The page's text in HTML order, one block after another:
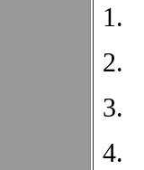
1.
2.
3.
4.